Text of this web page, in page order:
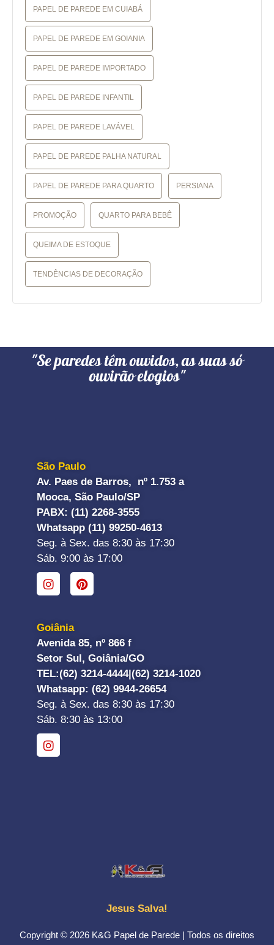
PAPEL DE PAREDE EM CUIABÁ
PAPEL DE PAREDE EM GOIANIA
PAPEL DE PAREDE IMPORTADO
PAPEL DE PAREDE INFANTIL
PAPEL DE PAREDE LAVÁVEL
PAPEL DE PAREDE PALHA NATURAL
PAPEL DE PAREDE PARA QUARTO PERSIANA
PROMOÇÃO QUARTO PARA BEBÊ
QUEIMA DE ESTOQUE
TENDÊNCIAS DE DECORAÇÃO
"Se paredes têm ouvidos, as suas só
ouvirão elogios"
São Paulo
Av. Paes de Barros, nº 1.753 a
Mooca, São Paulo/SP
PABX: (11) 2268-3555
Whatsapp (11) 99250-4613
Seg. à Sex. das 8:30 às 17:30
Sáb. 9:00 às 17:00
Goiânia
Avenida 85, nº 866 f
Setor Sul, Goiânia/GO
TEL:(62) 3214-4444| (62) 3214-1020
Whatsapp: (62) 9944-26654
Seg. à Sex. das 8:30 às 17:30
Sáb. 8:30 às 13:00
Jesus Salva!
Copyright © 2026 K&G Papel de Parede | Todos os direitos